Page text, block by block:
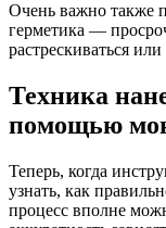
Очень важно также
герметика —
растрескиваться
Техника
помощью
Теперь, когда
узнать, как
процесс вполне